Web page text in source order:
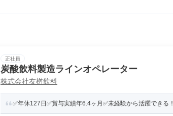
正社員
炭酸飲料製造ラインオペレーター
株式会社友桝飲料
✅年休127日✅賞与実績年6.4ヶ月✅未経験から活躍できる！